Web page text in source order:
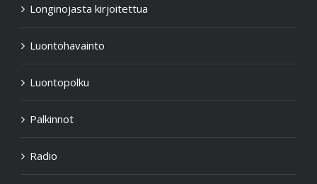
Longinojasta kirjoitettua
Luontohavainto
Luontopolku
Palkinnot
Radio